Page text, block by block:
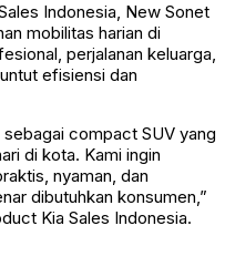
Indonesia, New Sonet
mobilitas harian di
perjalanan keluarga,
efisiensi dan
compact SUV yang
di kota. Kami ingin
nyaman, dan
dibutuhkan konsumen,”
Kia Sales Indonesia.